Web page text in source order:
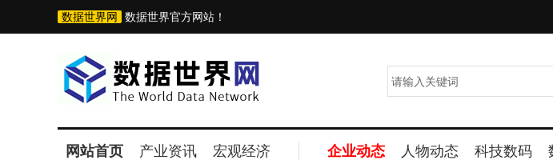
数据世界网 数据世界官方网站！
网站首页 产业资讯 宏观经济 企业动态 人物动态 科技数码